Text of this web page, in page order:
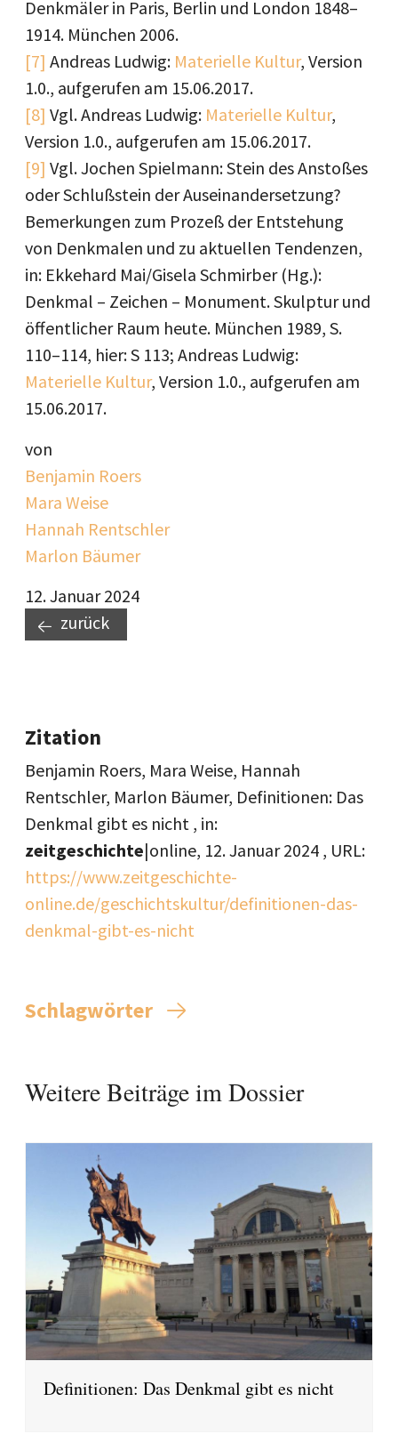
Denkmäler in Paris, Berlin und London 1848–
1914. München 2006.
[7] Andreas Ludwig: Materielle Kultur, Version
1.0., aufgerufen am 15.06.2017.
[8] Vgl. Andreas Ludwig: Materielle Kultur,
Version 1.0., aufgerufen am 15.06.2017.
[9] Vgl. Jochen Spielmann: Stein des Anstoßes
oder Schlußstein der Auseinandersetzung?
Bemerkungen zum Prozeß der Entstehung
von Denkmalen und zu aktuellen Tendenzen,
in: Ekkehard Mai/Gisela Schmirber (Hg.):
Denkmal – Zeichen – Monument. Skulptur und
öffentlicher Raum heute. München 1989, S.
110–114, hier: S 113; Andreas Ludwig:
Materielle Kultur, Version 1.0., aufgerufen am
15.06.2017.
von
Benjamin Roers
Mara Weise
Hannah Rentschler
Marlon Bäumer
12. Januar 2024
zurück
Zitation
Benjamin Roers, Mara Weise, Hannah
Rentschler, Marlon Bäumer, Definitionen: Das
Denkmal gibt es nicht , in:
zeitgeschichte|online, 12. Januar 2024 , URL:
https://www.zeitgeschichte-
online.de/geschichtskultur/definitionen-das-
denkmal-gibt-es-nicht
Schlagwörter
Weitere Beiträge im Dossier
Definitionen: Das Denkmal gibt es nicht